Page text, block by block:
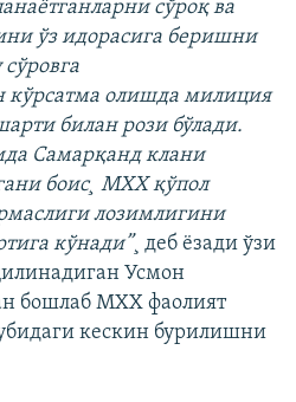
сўроқ ва
ўз идорасига беришни
кўрсатма олишда милиция
билан рози бўлади.
Самарқанд клани
боис¸ МХХ қўпол
лозимлигини
кўнади”¸ деб ëзади ўзи
Усмон
бошлаб МХХ фаолият
кескин бурилишни